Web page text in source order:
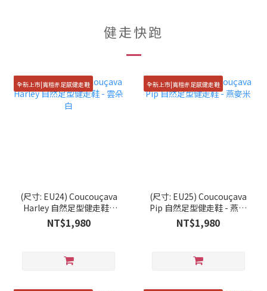
健走快跑
全新上市|寬楦赤足感健走鞋
(尺寸: EU24) Coucouçava
Harley 自然足型健走鞋 -
雲朵白
NT$1,980
全新上市|寬楦赤足感健走鞋
(尺寸: EU25) Coucouçava
Pip 自然足型健走鞋 - 燕麥
米
NT$1,980